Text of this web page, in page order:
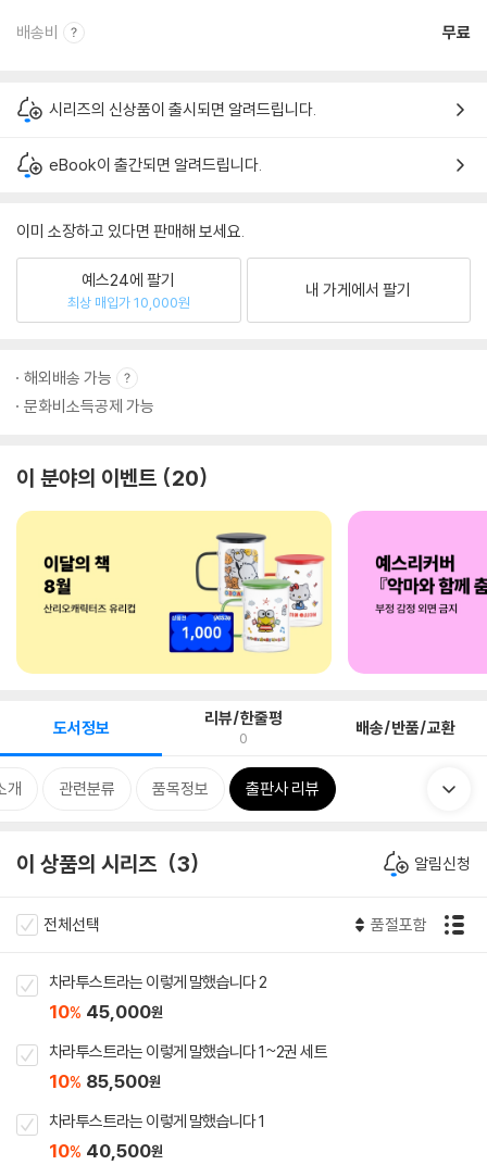
배송비 무료
시리즈의 신상품이 출시되면 알려드립니다.
eBook이 출간되면 알려드립니다.
이미 소장하고 있다면 판매해 보세요.
예스24에 팔기
최상 매입가 10,000원
내 가게에서 팔기
해외배송 가능
문화비소득공제 가능
이 분야의 이벤트 20
도서정보 리뷰/한줄평
0 배송/반품/교환
개 관련분류 품목정보 출판사 리뷰
이 상품의 시리즈 3 알림신청
전체선택 품절포함
차라투스트라는 이렇게 말했습니다 2
10% 45,000원
차라투스트라는 이렇게 말했습니다 1~2권 세트
10% 85,500원
차라투스트라는 이렇게 말했습니다 1
10% 40,500원